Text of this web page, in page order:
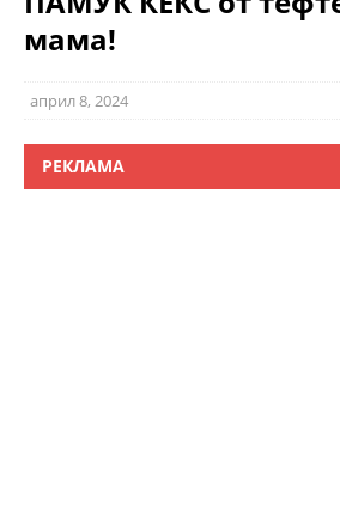
мама!
април 8, 2024
РЕКЛАМА